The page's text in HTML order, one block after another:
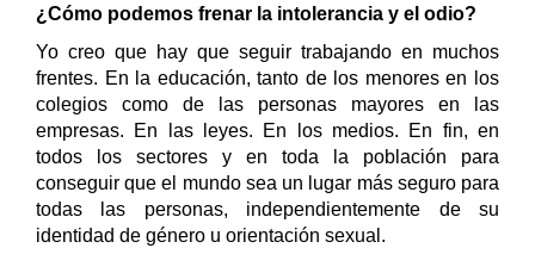
¿Cómo podemos frenar la intolerancia y el odio?
Yo creo que hay que seguir trabajando en muchos
frentes. En la educación, tanto de los menores en los
colegios como de las personas mayores en las
empresas. En las leyes. En los medios. En fin, en
todos los sectores y en toda la población para
conseguir que el mundo sea un lugar más seguro para
todas las personas, independientemente de su
identidad de género u orientación sexual.